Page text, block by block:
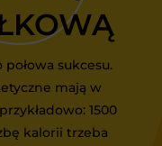
sukcesu.
mają w
1500
kalorii trzeba